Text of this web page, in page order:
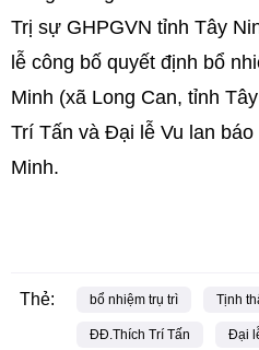
Trị sự GHPGVN tỉnh Tây
lễ công bố quyết định bổ
Minh (xã Long Can, tỉnh
Trí Tấn và Đại lễ Vu lan
Minh.
Thẻ: bổ nhiệm trụ trì Tịnh
ĐĐ.Thích Trí Tấn Đại